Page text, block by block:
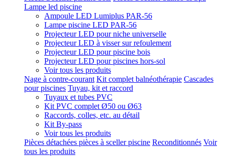
Lampe led piscine
Ampoule LED Lumiplus PAR-56
Lampe piscine LED PAR-56
Projecteur LED pour niche universelle
Projecteur LED à visser sur refoulement
Projecteur LED pour piscine bois
Projecteur LED pour piscines hors-sol
Voir tous les produits
Nage à contre-courant Kit complet balnéothérapie Cascades
pour piscines Tuyau, kit et raccord
Tuyaux et tubes PVC
Kit PVC complet Ø50 ou Ø63
Raccords, colles, etc. au détail
Kit By-pass
Voir tous les produits
Pièces détachées pièces à sceller piscine Reconditionnés Voir
tous les produits